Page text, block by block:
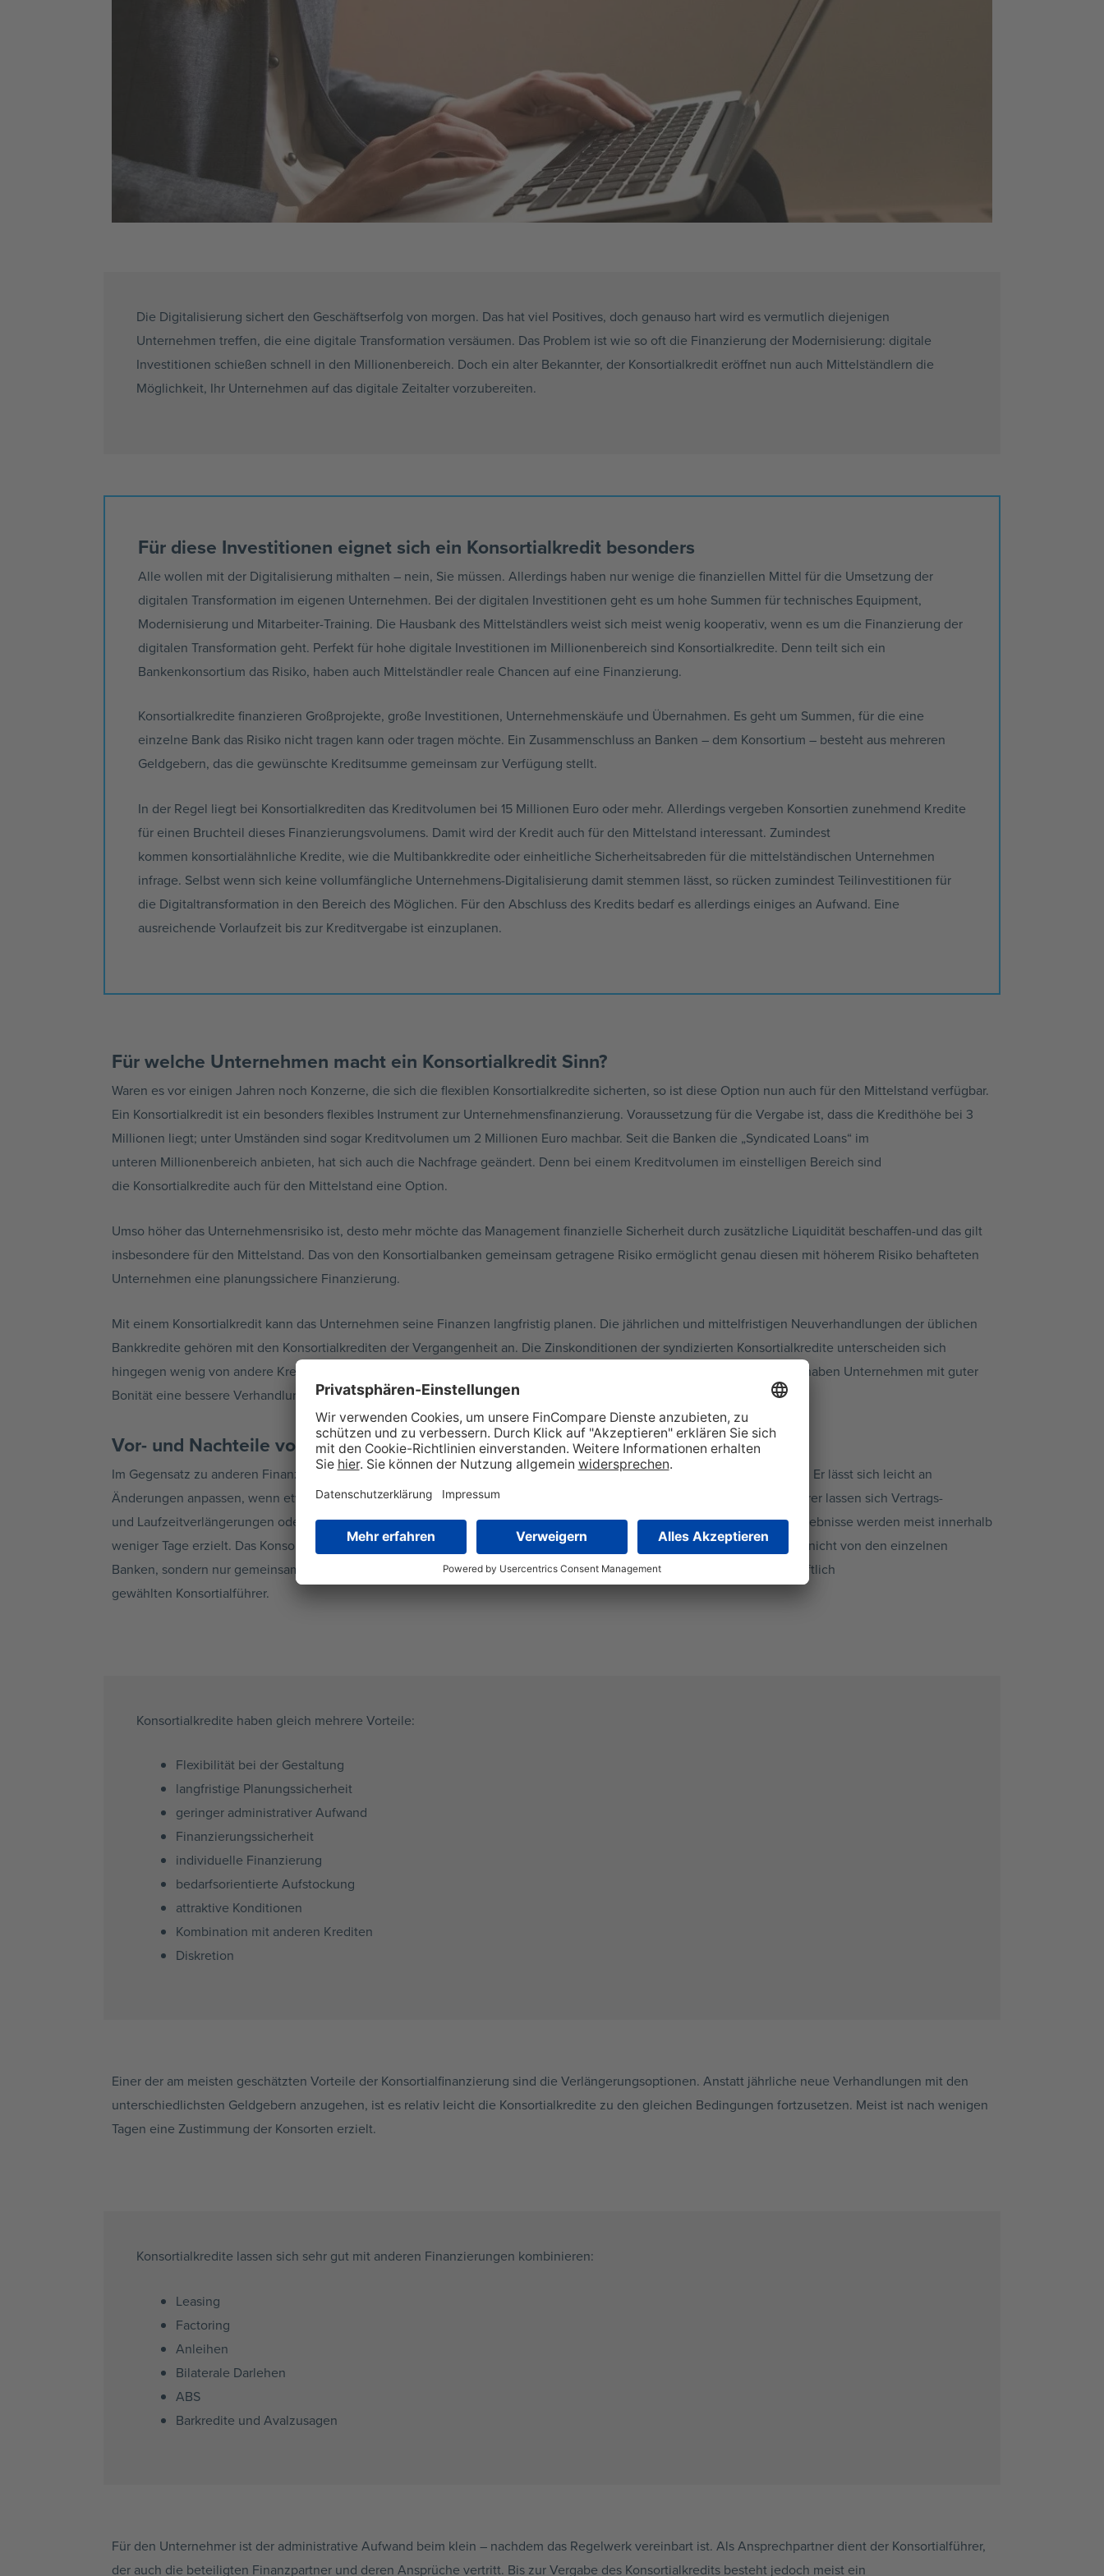
Die Digitalisierung sichert den Geschäftserfolg von morgen. Das hat viel Positives, doch genauso hart wird es vermutlich diejenigen
Unternehmen treffen, die eine digitale Transformation versäumen. Das Problem ist wie so oft die Finanzierung der Modernisierung: digitale
Investitionen schießen schnell in den Millionenbereich. Doch ein alter Bekannter, der Konsortialkredit eröffnet nun auch Mittelständlern die
Möglichkeit, Ihr Unternehmen auf das digitale Zeitalter vorzubereiten.
Für diese Investitionen eignet sich ein Konsortialkredit besonders
Alle wollen mit der Digitalisierung mithalten – nein, Sie müssen. Allerdings haben nur wenige die finanziellen Mittel für die Umsetzung der
digitalen Transformation im eigenen Unternehmen. Bei der digitalen Investitionen geht es um hohe Summen für technisches Equipment,
Modernisierung und Mitarbeiter-Training. Die Hausbank des Mittelständlersweist sich meist wenig kooperativ, wenn es um die Finanzierung der
digitalen Transformation geht. Perfekt für hohe digitale Investitionen im Millionenbereich sind Konsortialkredite. Denn teilt sich ein
Bankenkonsortium das Risiko, haben auch Mittelständler reale Chancen auf eine Finanzierung.
Konsortialkredite finanzieren Großprojekte, große Investitionen, Unternehmenskäufe und Übernahmen. Es geht um Summen, für die eine
einzelne Bank das Risiko nicht tragen kann oder tragen möchte. Ein Zusammenschluss an Banken – dem Konsortium – besteht aus mehreren
Geldgebern, das die gewünschte Kreditsumme gemeinsam zur Verfügung stellt.
In der Regel liegt bei Konsortialkrediten das Kreditvolumen bei 15 Millionen Euro oder mehr. Allerdings vergeben Konsortien zunehmend Kredite
für einen Bruchteil dieses Finanzierungsvolumens. Damit wird der Kredit auch für den Mittelstand interessant. Zumindest
kommen konsortialähnliche Kredite, wie die Multibankkredite oder einheitliche Sicherheitsabreden für die mittelständischen Unternehmen
infrage. Selbst wenn sich keine vollumfängliche Unternehmens-Digitalisierung damit stemmen lässt, so rücken zumindestTeilinvestitionen für
die Digitaltransformation in den Bereich des Möglichen. Für den Abschluss des Kredits bedarf es allerdings einiges an Aufwand. Eine
ausreichende Vorlaufzeit bis zur Kreditvergabe ist einzuplanen.
Für welche Unternehmen macht ein KonsortialkreditSinn?
Waren es vor einigen Jahren noch Konzerne, die sich die flexiblen Konsortialkredite sicherten, so ist diese Option nun auch für den Mittelstand verfügbar.
Ein Konsortialkredit ist ein besonders flexibles Instrument zur Unternehmensfinanzierung. Voraussetzung für die Vergabe ist, dass die Kredithöhe bei 3
Millionen liegt; unter Umständen sind sogar Kreditvolumen um 2 Millionen Euro machbar. Seit die Banken die „Syndicated Loans“ im
unteren Millionenbereich anbieten, hat sich auch die Nachfrage geändert. Denn bei einem Kreditvolumen im einstelligen Bereich sind
die Konsortialkredite auch für den Mittelstand eine Option.
Umso höher das Unternehmensrisiko ist, desto mehr möchte das Management finanzielle Sicherheit durch zusätzliche Liquidität beschaffen-und das gilt
insbesondere für den Mittelstand. Das von den Konsortialbanken gemeinsam getragene Risiko ermöglicht genau diesen mit höherem Risiko behafteten
Unternehmen eine planungssichere Finanzierung.
Mit einem Konsortialkredit kann das Unternehmen seine Finanzen langfristig planen. Die jährlichen und mittelfristigen Neuverhandlungen der üblichen
Bankkredite gehören mit den Konsortialkrediten der Vergangenheit an. Die Zinskonditionen der syndizierten Konsortialkredite unterscheiden sich
hingegen wenig von andere Kreditarten. Auch hier spielen Risiko und Kredithöhe eine entscheidende Rolle. Wie üblich, haben Unternehmen mit guter
Bonität eine bessere Verhandlungsbasisin Bezug auf die Kreditkonditionen.
Vor- und Nachteile von Konsortialkreditenim Vergleich zu gewöhnlichen Krediten
Im Gegensatz zu anderen Finanzierungsartengewährt derKonsortialkreditden Unternehmen ein Maximum an Flexibilität. Er lässt sich leicht an
Änderungen anpassen, wenn etwa das Unternehmen kurzfristig auf neue Chancen reagieren will. Über den
Konsortialführer lassen sich Vertrags-
und Laufzeitverlängerungen oder Preiskonditionenanpassen. Er übernimmt die Verhandlungen mit dem Syndikat und Ergebnisse werden meist innerhalb
weniger Tage erzielt. Das Konsortium ist ein zusätzliches Stück Sicherheit für das Unternehmen. Entscheidungen können nicht von den einzelnen
Banken, sondern nur gemeinsam vom Konsortium getroffen werden. Koordiniert wird dieses Konsortium vom gemeinschaftlich
gewählten Konsortialführer.
Konsortialkredite haben gleich mehrere Vorteile:
Flexibilität bei der Gestaltung
langfristige Planungssicherheit
geringer administrativer Aufwand
Finanzierungssicherheit
individuelle Finanzierung
bedarfsorientierte Aufstockung
attraktive Konditionen
Kombination mit anderen Krediten
Diskretion
Einer der am meisten geschätzten Vorteile der Konsortialfinanzierung sind die Verlängerungsoptionen. Anstatt jährliche neue Verhandlungen mit den
unterschiedlichsten Geldgebern anzugehen, ist es relativ leicht die Konsortialkredite zu den gleichen Bedingungen fortzusetzen. Meist ist nach wenigen
Tagen eine Zustimmung der Konsorten erzielt.
Konsortialkredite lassen sich sehr gut mit anderen Finanzierungen kombinieren:
Leasing
Factoring
Anleihen
Bilaterale Darlehen
ABS
Barkredite und Avalzusagen
Für den Unternehmer ist der administrative Aufwand beim klein – nachdem das Regelwerk vereinbart ist. Als Ansprechpartner dient der Konsortialführer,
der auch die beteiligten Finanzpartner und deren Ansprüche vertritt. Bis zur Vergabe des Konsortialkredits besteht jedoch meist ein